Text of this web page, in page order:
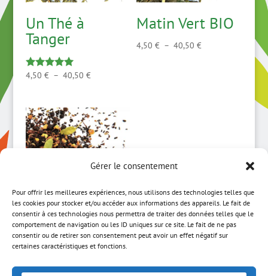
Gérer le consentement
Pour offrir les meilleures expériences, nous utilisons des technologies telles que
les cookies pour stocker et/ou accéder aux informations des appareils. Le fait de
consentir à ces technologies nous permettra de traiter des données telles que le
comportement de navigation ou les ID uniques sur ce site. Le fait de ne pas
consentir ou de retirer son consentement peut avoir un effet négatif sur
certaines caractéristiques et fonctions.
Un Thé à
Tanger
Note
4,50 € – 40,50 €Plage
4,50 €
à
40,50 €
Matin Vert BIO
4,50€ – 40,50€
Yogi Tea
de